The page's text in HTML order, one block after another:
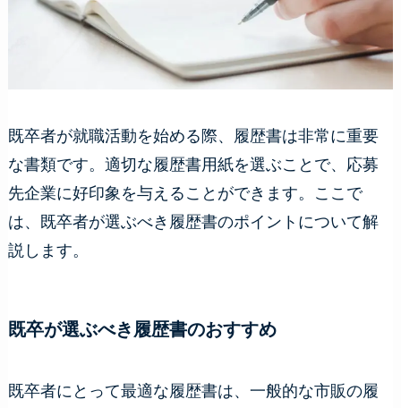
既卒者が就職活動を始める際、履歴書は非常に重要
な書類です。適切な履歴書用紙を選ぶことで、応募
先企業に好印象を与えることができます。ここで
は、既卒者が選ぶべき履歴書のポイントについて解
説します。
既卒が選ぶべき履歴書のおすすめ
既卒者にとって最適な履歴書は、一般的な市販の履